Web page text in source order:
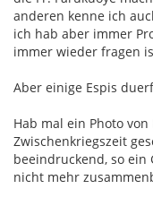
anderen kenne ich
ich hab aber immer
immer wieder fragen
Aber einige Espis
Hab mal ein Photo
Zwischenkriegszeit
beeindruckend, so
nicht mehr